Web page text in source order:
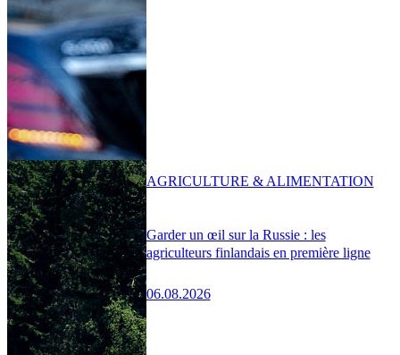
Garder un œil sur la Russie : les
agriculteurs finlandais en première ligne
06.08.2026
AGRICULTURE & ALIMENTATION